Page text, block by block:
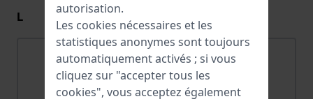
L
autorisation.
Les cookies nécessaires et les
statistiques anonymes sont toujours
automatiquement activés ; si vous
cliquez sur "accepter tous les
cookies", vous acceptez également